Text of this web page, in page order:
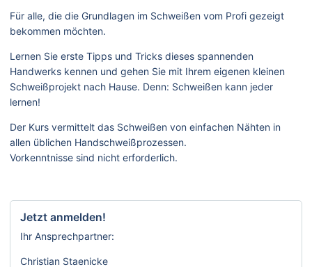
Für alle, die die Grundlagen im Schweißen vom Profi gezeigt
bekommen möchten.
Lernen Sie erste Tipps und Tricks dieses spannenden
Handwerks kennen und gehen Sie mit Ihrem eigenen kleinen
Schweißprojekt nach Hause. Denn: Schweißen kann jeder
lernen!
Der Kurs vermittelt das Schweißen von einfachen Nähten in
allen üblichen Handschweißprozessen.
Vorkenntnisse sind nicht erforderlich.
Jetzt anmelden!
Ihr Ansprechpartner:
Christian Staenicke